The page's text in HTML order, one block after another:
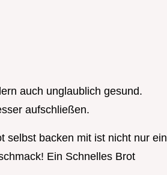
auch unglaublich gesund.
aufschließen.
selbst backen mit ist nicht nur ein
Ein Schnelles Brot